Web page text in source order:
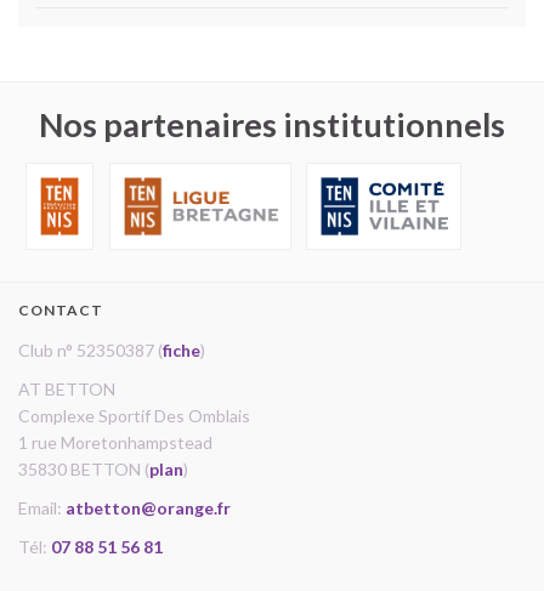
Nos partenaires institutionnels
CONTACT
Club n° 52350387 (fiche)
AT BETTON
Complexe Sportif Des Omblais
1 rue Moretonhampstead
35830 BETTON (plan)
Email: atbetton@orange.fr
Tél: 07 88 51 56 81